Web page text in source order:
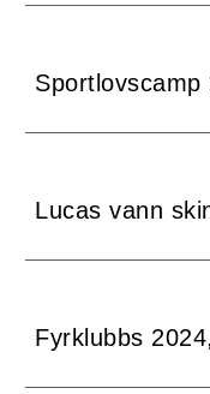
Sportlovscamp
Lucas vann
Fyrklubbs